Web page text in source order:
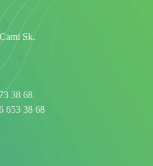
Sk.
38 68
653 38 68